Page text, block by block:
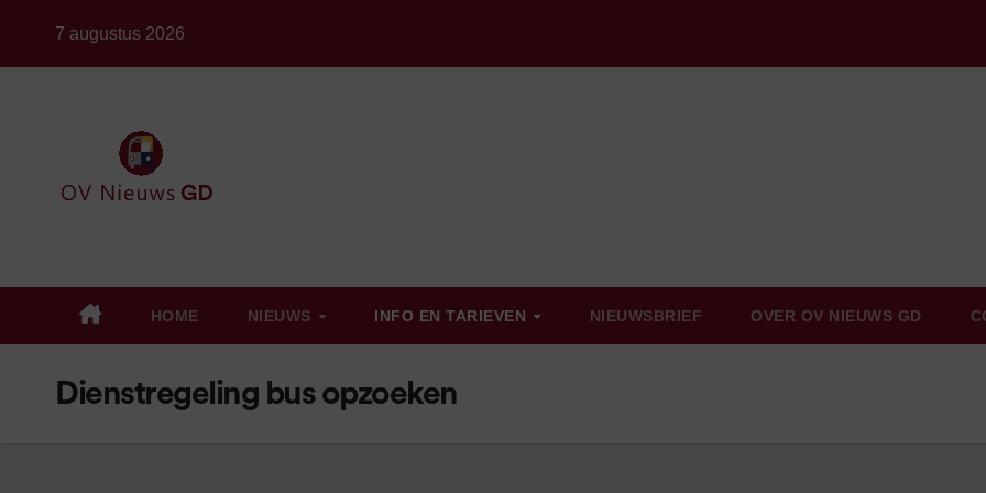
7 augustus 2026
HOME NIEUWS INFO EN TARIEVEN NIEUWSBRIEF OVER OV NIEUWS GD
Dienstregeling bus opzoeken